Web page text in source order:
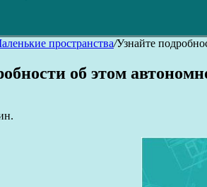
пространства/Узнайте
об этом